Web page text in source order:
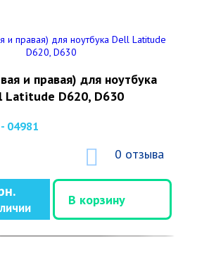
и правая) для ноутбука
Latitude D620, D630
04981
0 отзыва
В корзину